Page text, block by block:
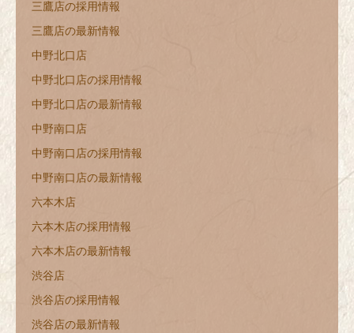
三鷹店の採用情報
三鷹店の最新情報
中野北口店
中野北口店の採用情報
中野北口店の最新情報
中野南口店
中野南口店の採用情報
中野南口店の最新情報
六本木店
六本木店の採用情報
六本木店の最新情報
渋谷店
渋谷店の採用情報
渋谷店の最新情報